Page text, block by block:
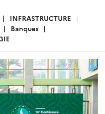
INFRASTRUCTURE
Banques